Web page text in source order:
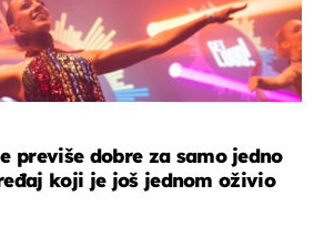
previše dobre za samo jedno
koji je još jednom oživio